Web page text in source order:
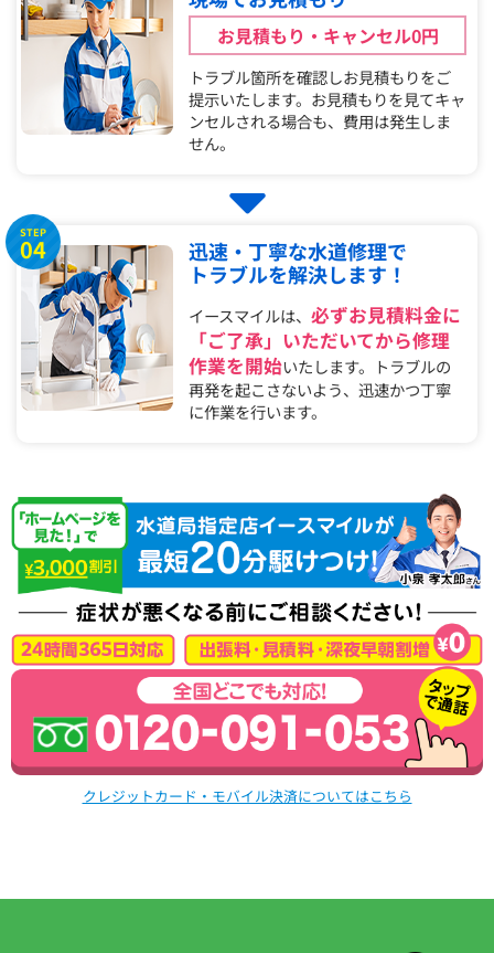
お見積もり・キャンセル0円
トラブル箇所を確認しお見積もりをご
提示いたします。お見積もりを見てキャ
ンセルされる場合も、費用は発生しま
せん。
STEP
04
迅速・丁寧な水道修理で
トラブルを解決します！
イースマイルは、必ずお見積料金に
「ご了承」いただいてから修理
作業を開始いたします。トラブルの
再発を起こさないよう、迅速かつ丁寧
に作業を行います。
クレジットカード・モバイル決済についてはこちら